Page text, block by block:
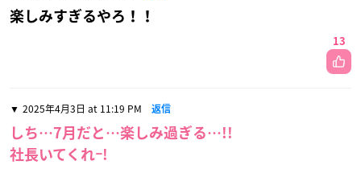
楽しみすぎるやろ！！
13
2025年4月3日 at 11:19 PM 返信
しち…7月だと…楽しみ過ぎる…!!
社長いてくれｰ!